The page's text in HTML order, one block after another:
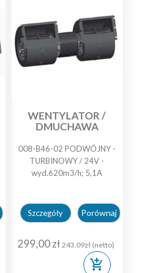
WENTYLATOR /
DMUCHAWA
008-B46-02 PODWÓJNY -
TURBINOWY / 24V -
wyd.620m3/h; 5,1A
Szczegóły Porównaj
299,00 zł 243.09zł (netto)
add_shopping_cart